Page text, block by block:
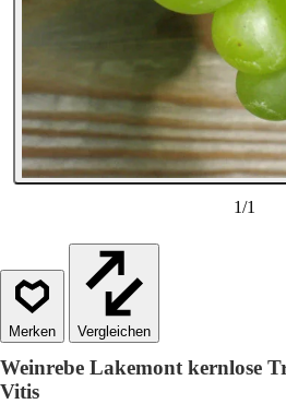
1/1
Vergleichen
Weinrebe Lakemont kernlose
Vitis